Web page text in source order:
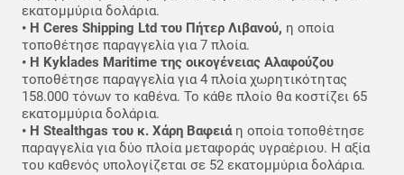
εκατομμύρια δολάρια.
• Η Ceres Shipping Ltd του Πήτερ Λιβανού, η οποία
τοποθέτησε παραγγελία για 7 πλοία.
• Η Kyklades Maritime της οικογένειας Αλαφούζου
τοποθέτησε παραγγελία για 4 πλοία χωρητικότητας
158.000 τόνων το καθένα. Το κάθε πλοίο θα κοστίζει 65
εκατομμύρια δολάρια.
• Η Stealthgas του κ. Χάρη Βαφειάη οποία τοποθέτησε
παραγγελία για δύο πλοία μεταφοράς υγραέριου. Η αξία
του καθενός υπολογίζεται σε 52 εκατομμύρια δολάρια.